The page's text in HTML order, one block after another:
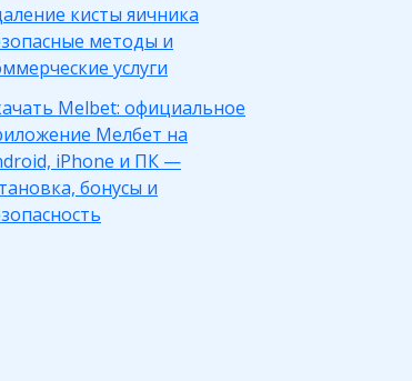
кисты яичника
методы и
услуги
Melbet: официальное
Мелбет на
iPhone и ПК —
бонусы и